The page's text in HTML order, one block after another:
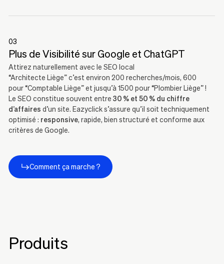
03
Plus de Visibilité sur Google et ChatGPT
Attirez naturellement avec le SEO local
“Architecte Liège” c’est environ 200 recherches/mois, 600
pour “Comptable Liège” et jusqu’à 1500 pour “Plombier Liège” !
Le SEO constitue souvent entre30 % et 50 % du chiffre
d’affaires d’un site. Eazyclick s’assure qu’il soit techniquement
optimisé : responsive, rapide, bien structuré et conforme aux
critères de Google.
Comment ça marche ?
Produits